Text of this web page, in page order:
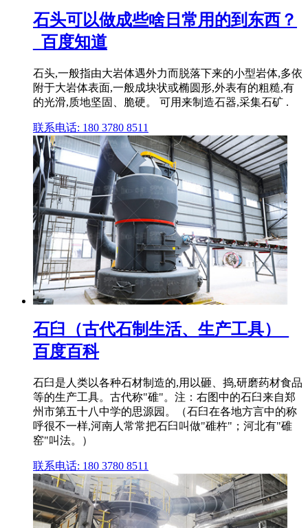
石头可以做成些啥日常用的到东西？
_百度知道
石头,一般指由大岩体遇外力而脱落下来的小型岩体,多依
附于大岩体表面,一般成块状或椭圆形,外表有的粗糙,有
的光滑,质地坚固、脆硬。 可用来制造石器,采集石矿 .
联系电话: 180 3780 8511
石臼（古代石制生活、生产工具）_
百度百科
石臼是人类以各种石材制造的,用以砸、捣,研磨药材食品
等的生产工具。古代称"碓"。注：右图中的石臼来自郑
州市第五十八中学的思源园。（石臼在各地方言中的称
呼很不一样,河南人常常把石臼叫做"碓杵"；河北有"碓
窑"叫法。）
联系电话: 180 3780 8511